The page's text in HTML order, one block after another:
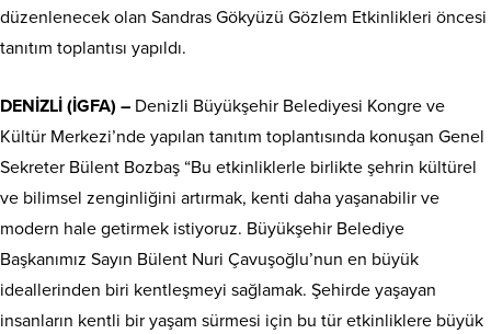
düzenlenecek olan Sandras Gökyüzü Gözlem Etkinlikleri öncesi
tanıtım toplantısı yapıldı.
DENİZLİ (İGFA) – Denizli Büyükşehir Belediyesi Kongre ve
Kültür Merkezi’nde yapılan tanıtım toplantısında konuşan Genel
Sekreter Bülent Bozbaş “Bu etkinliklerle birlikte şehrin kültürel
ve bilimsel zenginliğini artırmak, kenti daha yaşanabilir ve
modern hale getirmek istiyoruz. Büyükşehir Belediye
Başkanımız Sayın Bülent Nuri Çavuşoğlu’nun en büyük
ideallerinden biri kentleşmeyi sağlamak. Şehirde yaşayan
insanların kentli bir yaşam sürmesi için bu tür etkinliklere büyük